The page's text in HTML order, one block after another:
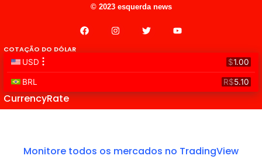
© 2023 esquerda news
COTAÇÃO DO DÓLAR
CurrencyRate
Monitore todos os mercados no TradingView